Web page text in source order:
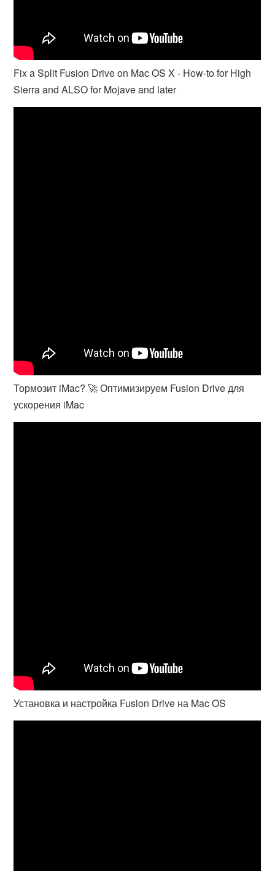
Fix a Split Fusion Drive on Mac OS X - How-to for High
Sierra and ALSO for Mojave and later
Тормозит iMac? 🚀 Оптимизируем Fusion Drive для
ускорения iMac
Установка и настройка Fusion Drive на Mac OS